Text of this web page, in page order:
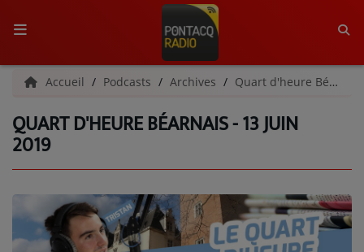
ACCUEIL
RADIO
L'ÉQUIPE
GRILLE DES PROGRAMMES
Accueil Podcasts Archives Quart d'heure Béarnais | Archives
QUART D'HEURE BÉARNAIS - 13 JUIN
2019